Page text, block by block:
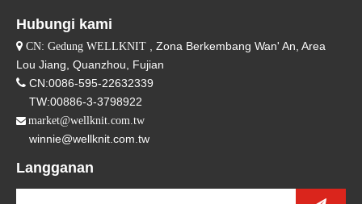
Hubungi kami
 CN: Gedung WELLKNIT , Zona Berkembang Wan' An, Area
Lou Jiang, Quanzhou, Fujian
 CN:0086-595-22632339
TW:00886-3-3798922
 market@wellknit.com.tw
winnie@wellknit.com.tw
Langganan